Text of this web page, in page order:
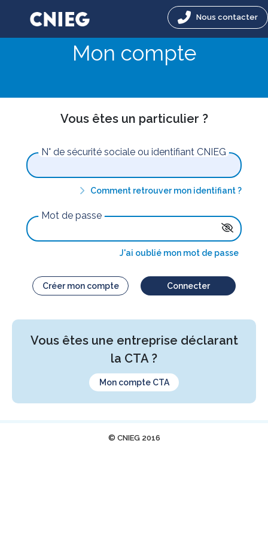
Nous contacter
Mon compte
Vous êtes un particulier ?
N° de sécurité sociale ou identifiant CNIEG
Comment retrouver mon identifiant ?
Mot de passe
J'ai oublié mon mot de passe
Créer mon compte Connecter
Vous êtes une entreprise déclarant
la CTA ?
Mon compte CTA
© CNIEG 2016